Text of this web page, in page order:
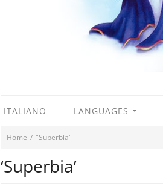
ITALIANO LANGUAGES
Home / "Superbia"
‘Superbia’